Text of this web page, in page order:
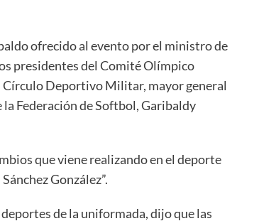
ofrecido al evento por el ministro de
presidentes del Comité Olímpico
Deportivo Militar, mayor general
la Federación de Softbol, Garibaldy
que viene realizando en el deporte
González”.
de la uniformada, dijo que las